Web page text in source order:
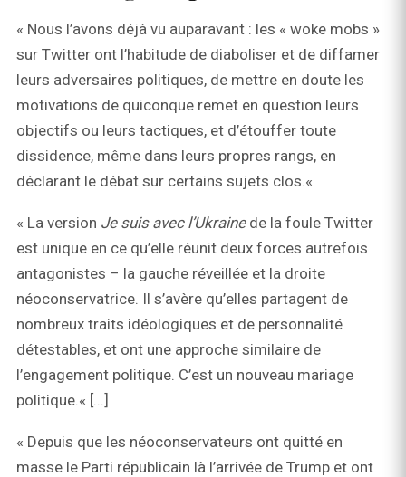
« Nous l’avons déjà vu auparavant : les « woke mobs »
sur Twitter ont l’habitude de diaboliser et de diffamer
leurs adversaires politiques, de mettre en doute les
motivations de quiconque remet en question leurs
objectifs ou leurs tactiques, et d’étouffer toute
dissidence, même dans leurs propres rangs, en
déclarant le débat sur certains sujets clos.«
« La version Je suis avec l’Ukrainede la foule Twitter
est unique en ce qu’elle réunit deux forces autrefois
antagonistes – la gauche réveillée et la droite
néoconservatrice. Il s’avère qu’elles partagent de
nombreux traits idéologiques et de personnalité
détestables, et ont une approche similaire de
l’engagement politique. C’est un nouveau mariage
politique.« [...]
« Depuis que les néoconservateurs ont quitté en
masse le Parti républicain là l’arrivée de Trump et ont